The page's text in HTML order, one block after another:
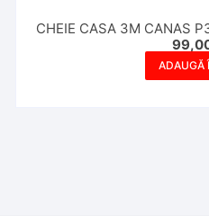
CHEIE CASA 3M CANAS
ADAUGĂ